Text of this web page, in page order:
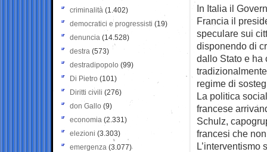
In Italia il
Francia il
speculare sui
disponendo di
dallo Stato e ha
regime di
La politica
francese
Schulz,
francesi che
L’interventismo
criminalità (1.402)
democratici e progressisti (19)
denuncia (14.528)
destra (573)
destradipopolo (99)
Di Pietro (101)
Diritti civili (276)
don Gallo (9)
economia (2.331)
elezioni (3.303)
emergenza (3.077)